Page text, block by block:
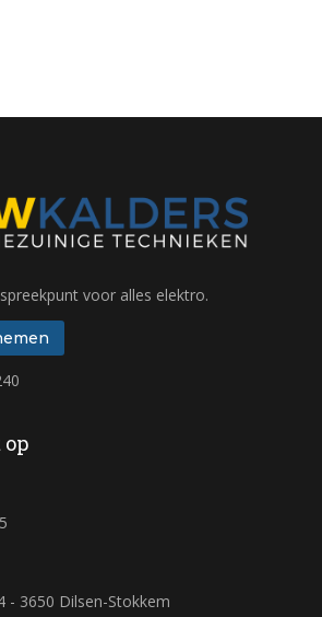
voor alles elektro.
- 3650 Dilsen-Stokkem